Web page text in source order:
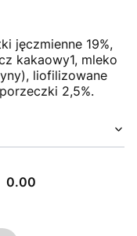
jęczmienne 19%,
kakaowy1, mleko
liofilizowane
2,5%.
0.00